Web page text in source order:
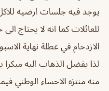
يوجد فيه جلسات ارضيه
للعائلات كما انه لا يحتاج
الازدحام في عطلة نهاية
منه منتزه الاحساء الوطني